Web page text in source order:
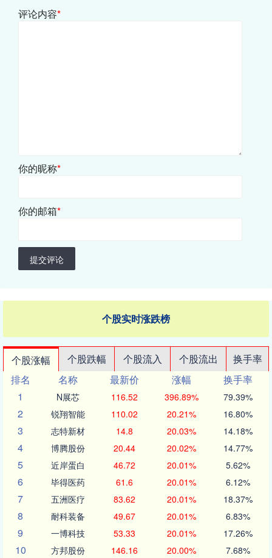
评论内容*
你的昵称*
你的邮箱*
提交评论
个股实时涨跌榜
个股涨幅 个股跌幅 个股流入 个股流出
换手率
排名
名称 最新价 涨幅
换手率
1
N展芯 116.52 396.89% 79.39%
2 锐翔智能 110.02 20.21% 16.80%
3 志特新材 14.8 20.03% 14.18%
4 博腾股份 20.44 20.02% 14.77%
5 近岸蛋白 46.72 20.01% 5.62%
6 毕得医药 61.6 20.01% 6.12%
7 五洲医疗 83.62 20.01% 18.37%
8 耐科装备 49.67 20.01% 6.83%
9 一博科技 53.33 20.01% 17.26%
10 方邦股份 146.16 20.00% 7.68%